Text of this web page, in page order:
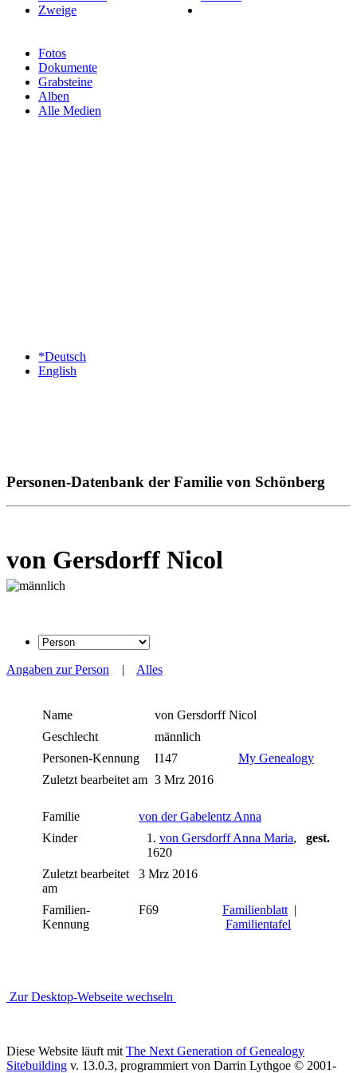
Fotos
Dokumente
Grabsteine
Alben
Alle Medien
Zweige
*Deutsch
English
Personen-Datenbank der Familie von Schönberg
von Gersdorff Nicol
Angaben zur Person | Alles
Name von Gersdorff Nicol
Geschlecht
männlich
Personen-Kennung
I147
My Genealogy
Zuletzt bearbeitet am 3 Mrz 2016
Familie
von der Gabelentz Anna
Kinder
1. von Gersdorff Anna Maria, gest.
1620
Zuletzt bearbeitet
am
3 Mrz 2016
Familien-
Kennung
F69 Familienblatt |
Familientafel
Zur Desktop-Webseite wechseln
Diese Website läuft mit The Next Generation of Genealogy
Sitebuilding v. 13.0.3, programmiert von Darrin Lythgoe © 2001-